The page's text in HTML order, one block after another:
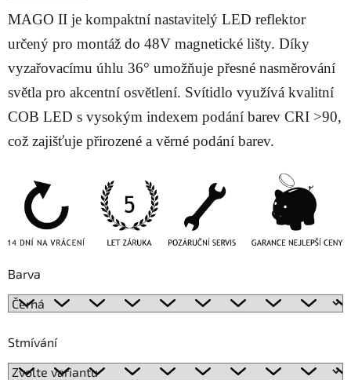
MAGO II je kompaktní nastavitelý LED reflektor
určený pro montáž do 48V magnetické lišty. Díky
vyzařovacímu úhlu 36° umožňuje přesné nasměrování
světla pro akcentní osvětlení. Svítidlo využívá kvalitní
COB LED s vysokým indexem podání barev CRI >90,
což zajišťuje přirozené a věrné podání barev.
Barva
Stmívání